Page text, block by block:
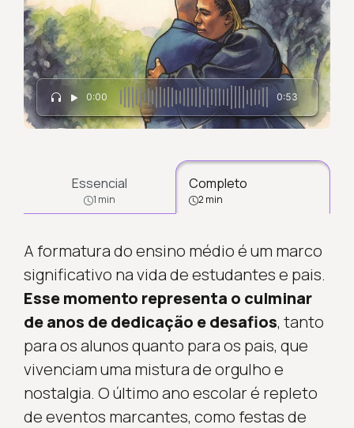
0:00 0:53
Essencial
1 min
Completo
2 min
A formatura do ensino médio é um marco
significativo na vida de estudantes e pais.
Esse momento representa o culminar
de anos de dedicação e desafios, tanto
para os alunos quanto para os pais, que
vivenciam uma mistura de orgulho e
nostalgia. O último ano escolar é repleto
de eventos marcantes, como festas de